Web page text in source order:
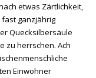
etwas Zärtlichkeit,
fast ganzjährig
Quecksilbersäule
zu herrschen. Ach
Einwohner